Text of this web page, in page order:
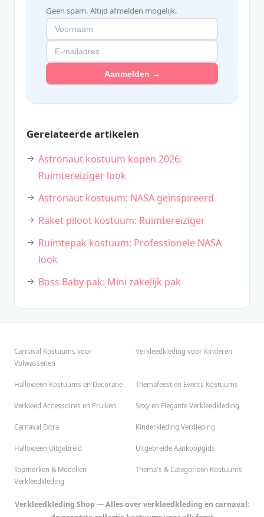
Geen spam. Altijd afmelden mogelijk.
Aanmelden →
Gerelateerde artikelen
Astronaut kostuum kopen 2026:
Ruimtereiziger look
Astronaut kostuum: NASA geïnspireerd
Raket piloot kostuum: Ruimtereiziger
Ruimtepak kostuum: Professionele NASA
look
Boss Baby pak: Mini zakelijk pak
Carnaval Kostuums voor
Volwassenen
Verkleedkleding voor Kinderen
Halloween Kostuums en Decoratie Themafeest en Events Kostuums
Verkleed Accessoires en Pruiken Sexy en Elegante Verkleedkleding
Carnaval Extra Kinderkleding Verdieping
Halloween Uitgebreid Uitgebreide Aankoopgids
Topmerken & Modellen
Verkleedkleding
Thema's & Categorieën Kostuums
Verkleedkleding Shop — Alles over verkleedkleding en carnaval: